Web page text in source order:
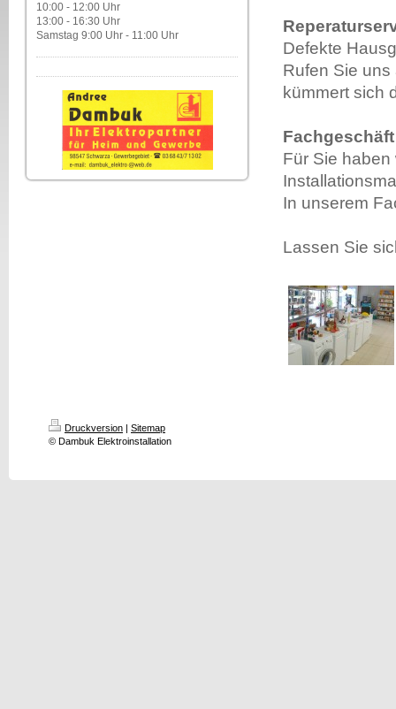
10:00 - 12:00 Uhr
13:00 - 16:30 Uhr
Samstag 9:00 Uhr - 11:00 Uhr
Defekte
Rufen Sie
kümmert sich
Fachgeschäft
Für Sie
In unserem
Lassen Sie
Druckversion | Sitemap
© Dambuk Elektroinstallation